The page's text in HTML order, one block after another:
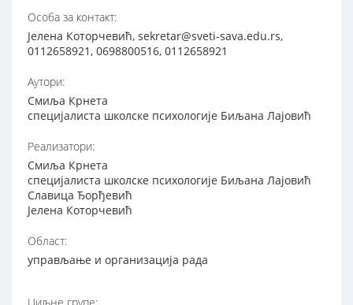
Особа за контакт:
Јелена Которчевић, sekretar@sveti-sava.edu.rs,
0112658921, 0698800516, 0112658921
Аутори:
Смиља Крнета
специјалиста школске психологије Биљана Лајовић
Реализатори:
Смиља Крнета
специјалиста школске психологије Биљана Лајовић
Славица Ђорђевић
Јелена Которчевић
Област:
управљање и организација рада